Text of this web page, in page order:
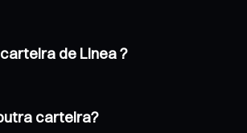
de Linea ?
carteira?